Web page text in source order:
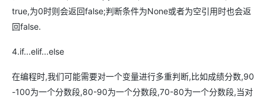
true,为0时则会返回false;判断条件为None或者为空引用时也会返
回false.
4.if...elif...else
在编程时,我们可能需要对一个变量进行多重判断,比如成绩分数,90
-100为一个分数段,80-90为一个分数段,70-80为一个分数段,当对